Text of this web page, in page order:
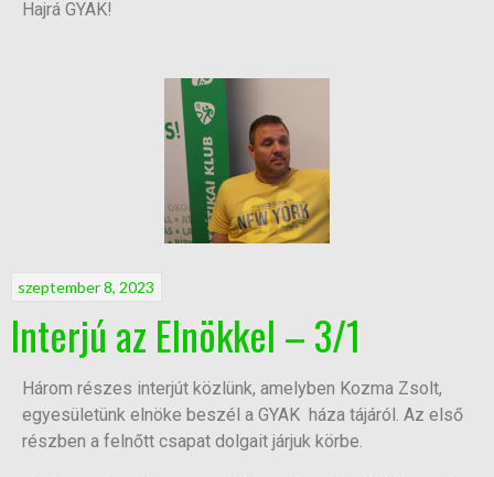
Hajrá GYAK!
szeptember 8, 2023
Interjú az Elnökkel – 3/1
Három részes interjút közlünk, amelyben Kozma Zsolt,
egyesületünk elnöke beszél a GYAK háza tájáról. Az első
részben a felnőtt csapat dolgait járjuk körbe.